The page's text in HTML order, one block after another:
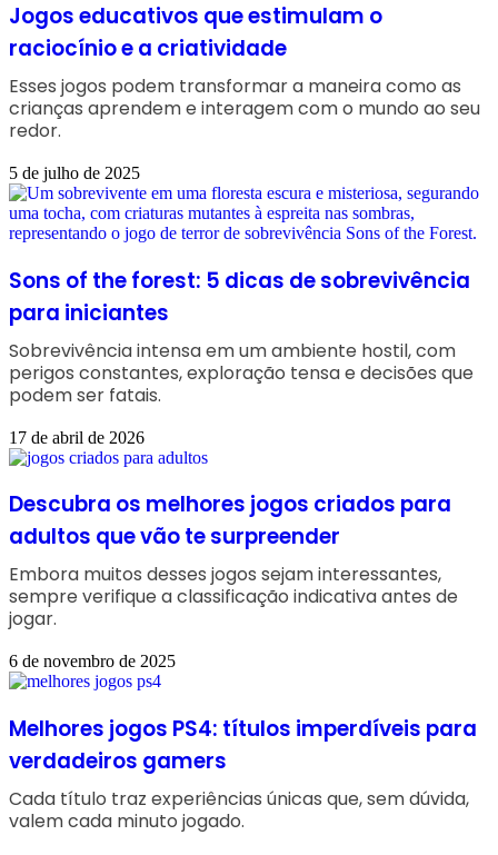
Jogos educativos que estimulam o
raciocínio e a criatividade
Esses jogos podem transformar a maneira como as
crianças aprendem e interagem com o mundo ao seu
redor.
5 de julho de 2025
Sons of the forest: 5 dicas de sobrevivência
para iniciantes
Sobrevivência intensa em um ambiente hostil, com
perigos constantes, exploração tensa e decisões que
podem ser fatais.
17 de abril de 2026
Descubra os melhores jogos criados para
adultos que vão te surpreender
Embora muitos desses jogos sejam interessantes,
sempre verifique a classificação indicativa antes de
jogar.
6 de novembro de 2025
Melhores jogos PS4: títulos imperdíveis para
verdadeiros gamers
Cada título traz experiências únicas que, sem dúvida,
valem cada minuto jogado.